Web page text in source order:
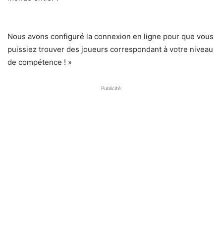
Nous avons configuré la connexion en ligne pour que vous
puissiez trouver des joueurs correspondant à votre niveau
de compétence ! »
Publicité